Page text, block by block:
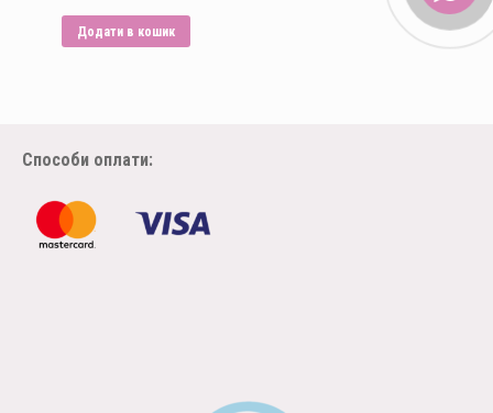
Додати в кошик
Способи оплати: